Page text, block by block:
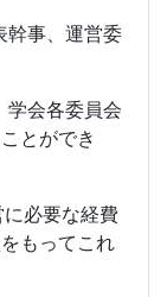
事、運営委
会各委員会
とができ
必要な経費
もってこれ